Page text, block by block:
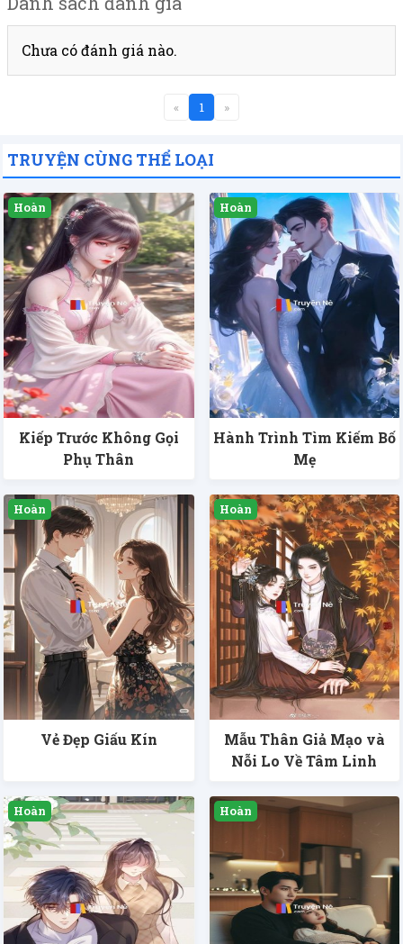
Chưa có đánh giá nào.
« 1 »
TRUYỆN CÙNG THỂ LOẠI
Kiếp Trước Không Gọi
Phụ Thân
Hành Trình Tìm Kiếm Bố
Mẹ
Vẻ Đẹp Giấu Kín
Mẫu Thân Giả Mạo và
Nỗi Lo Về Tâm Linh